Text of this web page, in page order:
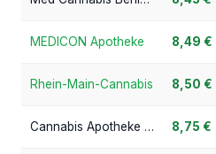
MEDICON Apotheke 8,49 €
Rhein-Main-Cannabis 8,50 €
Cannabis Apotheke Frankfurt 8,75 €